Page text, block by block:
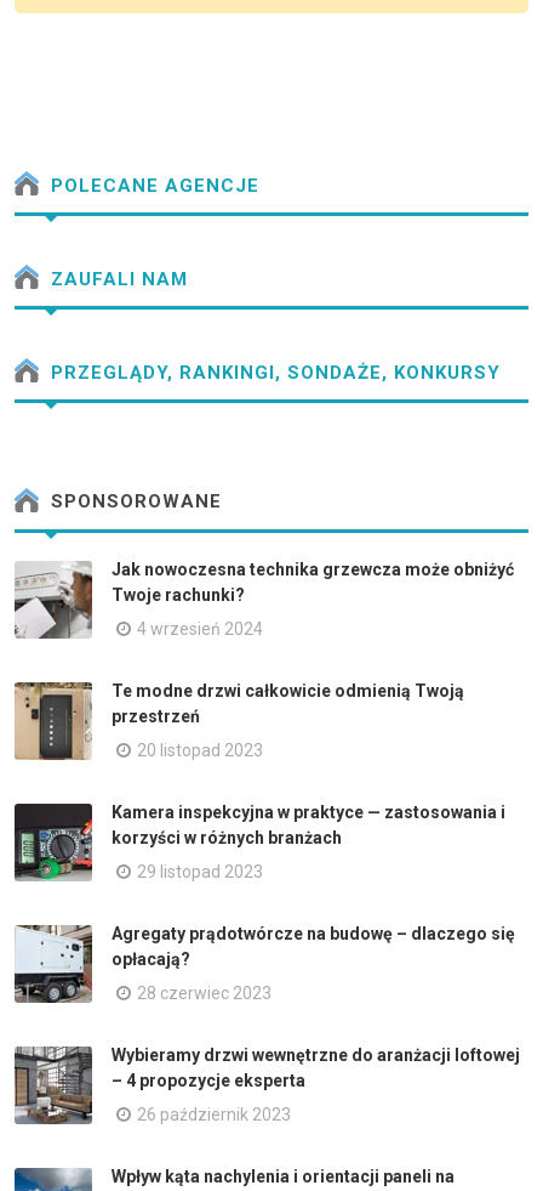
POLECANE AGENCJE
ZAUFALI NAM
PRZEGLĄDY, RANKINGI, SONDAŻE, KONKURSY
SPONSOROWANE
Jak nowoczesna technika grzewcza może obniżyć
Twoje rachunki?
4 wrzesień 2024
Te modne drzwi całkowicie odmienią Twoją
przestrzeń
20 listopad 2023
Kamera inspekcyjna w praktyce — zastosowania i
korzyści w różnych branżach
29 listopad 2023
Agregaty prądotwórcze na budowę – dlaczego się
opłacają?
28 czerwiec 2023
Wybieramy drzwi wewnętrzne do aranżacji loftowej
– 4 propozycje eksperta
26 październik 2023
Wpływ kąta nachylenia i orientacji paneli na